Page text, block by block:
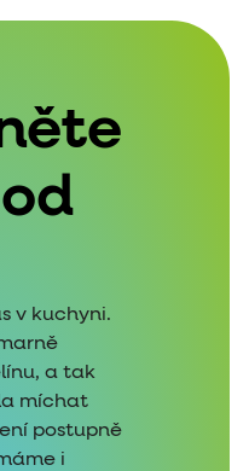
v kuchyni.
a tak
míchat
postupně
i